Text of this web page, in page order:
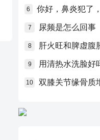
6
7 尿频是怎么回事
8 肝火旺和脾虚腹
9 用清热水洗脸好
10 双膝关节缘骨质